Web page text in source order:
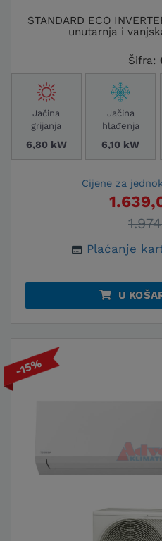
STANDARD ECO
unutarnja i
Šifra:
Jačina
grijanja
6,80 kW
Jačina
hlađenja
6,10 kW
Cijene za
Plaćanje
U
-15%